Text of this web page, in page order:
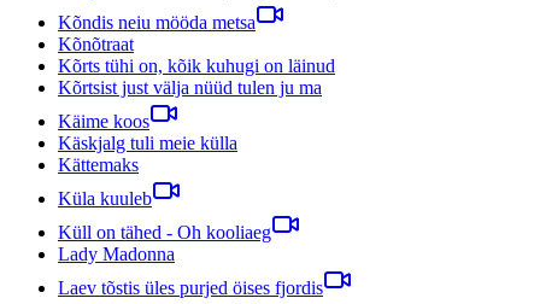
Kõndis neiu mööda metsa
Kõnõtraat
Kõrts tühi on, kõik kuhugi on läinud
Kõrtsist just välja nüüd tulen ju ma
Käime koos
Käskjalg tuli meie külla
Kättemaks
Küla kuuleb
Küll on tähed - Oh kooliaeg
Lady Madonna
Laev tõstis üles purjed öises fjordis